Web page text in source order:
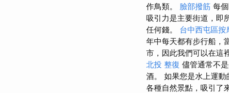
作鳥類。 臉部撥筋 每
吸引力是主要街道，即
任何錢。 台中西屯區按
年中每天都有步行船，
市，因此我們可以在這
北投 整復 儘管通常不
酒。 如果您是水上運
各種自然景點，吸引了